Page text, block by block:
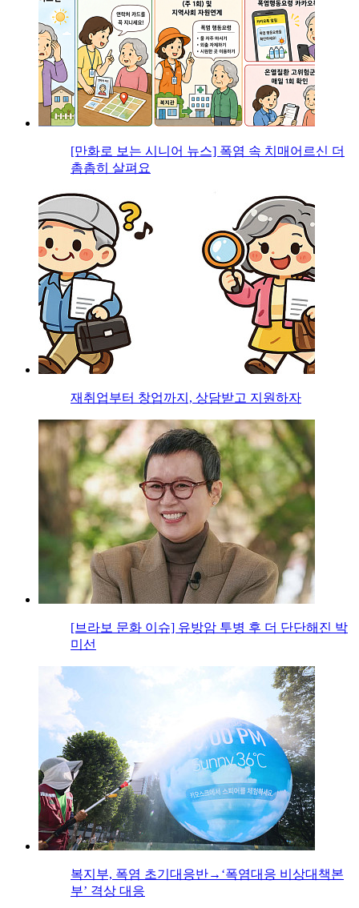
[만화로 보는 시니어 뉴스] 폭염 속 치매어르신 더
촘촘히 살펴요
재취업부터 창업까지, 상담받고 지원하자
[브라보 문화 이슈] 유방암 투병 후 더 단단해진 박
미선
복지부, 폭염 초기대응반→‘폭염대응 비상대책본
부’ 격상 대응